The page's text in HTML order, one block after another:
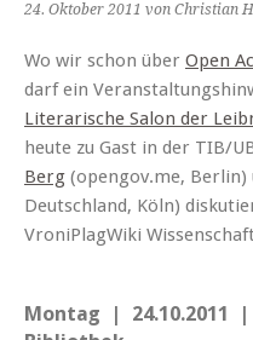
24. Oktober 2011 von Christian
Wo wir schon über Open
darf ein
Literarische Salon der
heute zu Gast in der TIB/
Berg (opengov.me, Berlin)
Deutschland, Köln)
VroniPlagWiki
Montag | 24.10.2011